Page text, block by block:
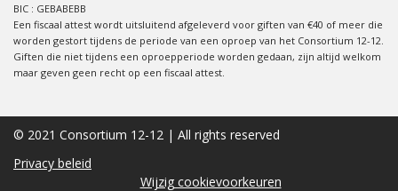
BIC : GEBABEBB
Een fiscaal attest wordt uitsluitend afgeleverd voor giften van €40 of meer die
worden gestort tijdens de periode van een oproep van het Consortium 12-12.
Giften die niet tijdens een oproepperiode worden gedaan, zijn altijd welkom
maar geven geen recht op een fiscaal attest.
© 2021 Consortium 12-12 | All rights reserved
Privacy beleid
Wijzig cookievoorkeuren